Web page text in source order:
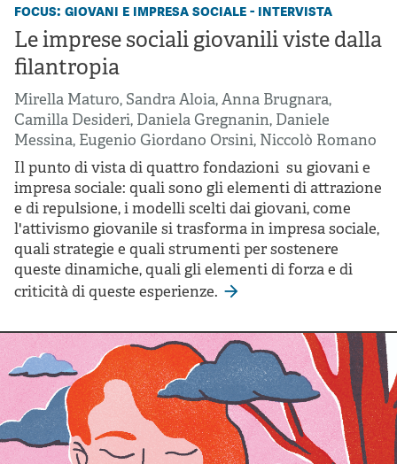
focus: giovani e impresa sociale - intervista
Le imprese sociali giovanili viste dalla
filantropia
Mirella Maturo, Sandra Aloia,Anna Brugnara,
Camilla Desideri, Daniela Gregnanin, Daniele
Messina, Eugenio Giordano Orsini, Niccolò Romano
Il punto di vista di quattro fondazioni su giovani e
impresa sociale: quali sono gli elementi di attrazione
e di repulsione, i modelli scelti dai giovani, come
l'attivismo giovanile si trasforma in impresa sociale,
quali strategie e quali strumenti per sostenere
queste dinamiche, quali gli elementi di forza e di
criticità di queste esperienze.